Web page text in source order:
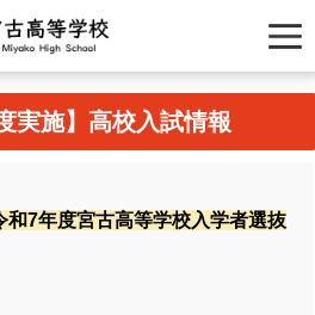
実施】高校入試情報
和7年度宮古高等学校入学者選抜